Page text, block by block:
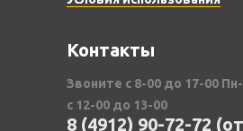
Контакты
Звоните с 8-00 до 17-00
с 12-00 до 13-00
8 (4912) 90-72-72